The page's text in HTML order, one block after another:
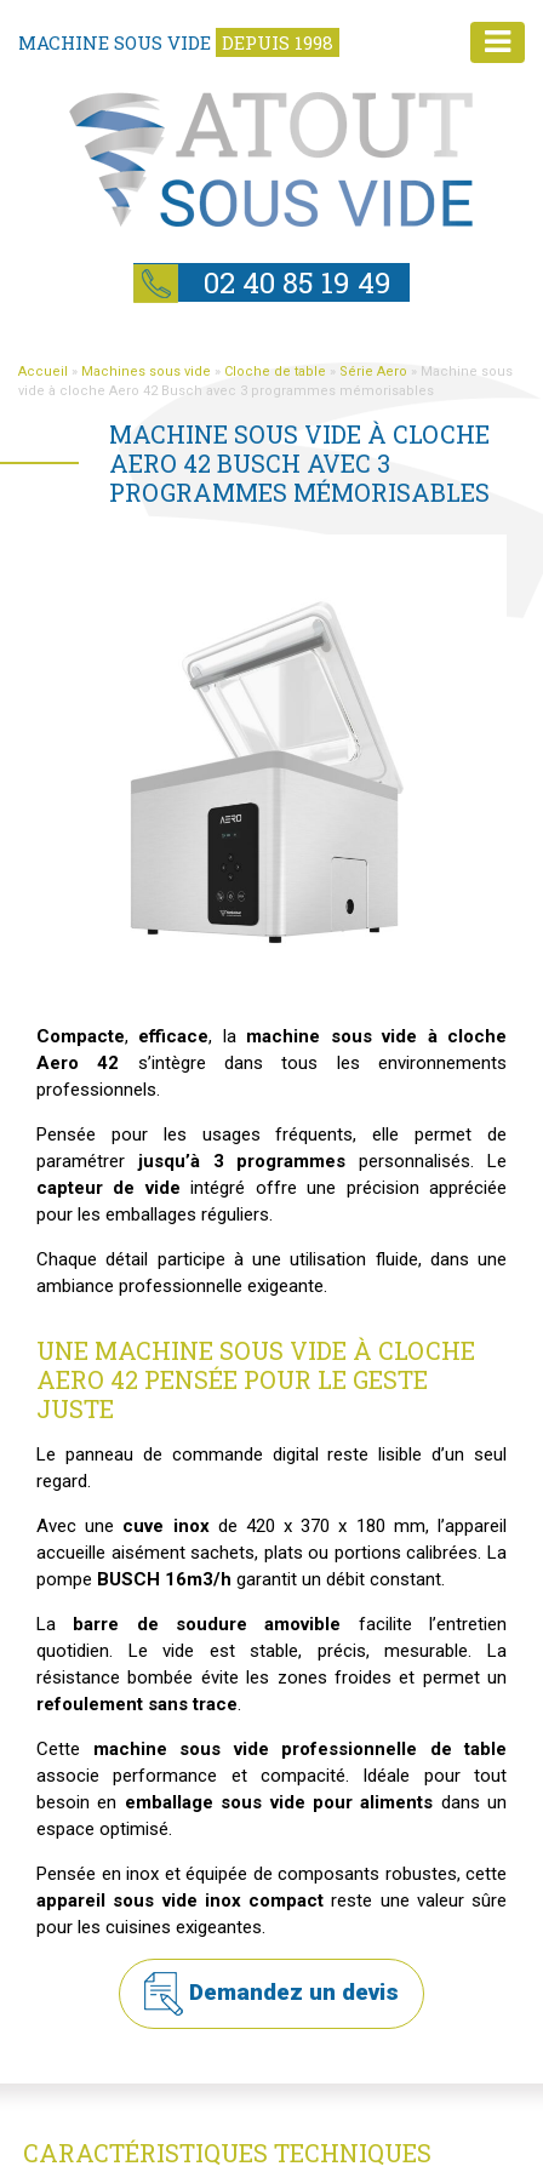
MACHINE SOUS VIDE DEPUIS 1998
02 40 85 19 49
Accueil » Machines sous vide » Cloche de table » Série Aero » Machine sous
vide à cloche Aero 42 Busch avec 3 programmes mémorisables
MACHINE SOUS VIDE À CLOCHE
AERO 42 BUSCH AVEC 3
PROGRAMMES MÉMORISABLES
Compacte, efficace, la machine sous vide à cloche
Aero 42 s’intègre dans tous les environnements
professionnels.
Pensée pour les usages fréquents, elle permet de
paramétrer jusqu’à 3 programmes personnalisés. Le
capteur de vide intégré offre une précision appréciée
pour les emballages réguliers.
Chaque détail participe à une utilisation fluide, dans une
ambiance professionnelle exigeante.
UNE MACHINE SOUS VIDE À CLOCHE
AERO 42 PENSÉE POUR LE GESTE
JUSTE
Le panneau de commande digital reste lisible d’un seul
regard.
Avec une cuve inoxde 420 x 370 x 180 mm, l’appareil
accueille aisément sachets, plats ou portions calibrées. La
pompe BUSCH 16m3/h garantit un débit constant.
La barre de soudure amovible facilite l’entretien
quotidien. Le vide est stable, précis, mesurable. La
résistance bombée évite les zones froides et permet un
refoulement sans trace
Cette machine sous vide professionnelle de table
associe performance et compacité. Idéale pour tout
besoin en emballage sous vide pour aliments dans un
espace optimisé.
Pensée en inox et équipée de composants robustes, cette
appareil sous vide inox compact reste une valeur sûre
pour les cuisines exigeantes.
Demandez un devis
CARACTÉRISTIQUES TECHNIQUES